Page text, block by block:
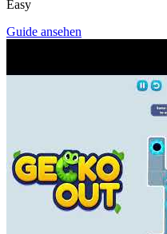
Easy
Guide ansehen